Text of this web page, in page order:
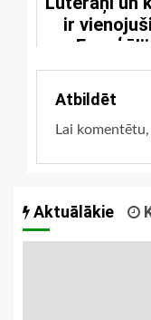
ir
Evaņģēlija
Atbildēt
Lai
Aktuālākie